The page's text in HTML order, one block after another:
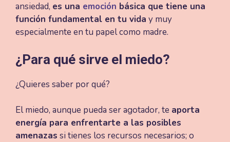
ansiedad, es una emoción básica que tiene una
función fundamental en tu vida y muy
especialmente en tu papel como madre.
¿Para qué sirve el miedo?
¿Quieres saber por qué?
El miedo, aunque pueda ser agotador, te aporta
energía para enfrentarte a las posibles
amenazas si tienes los recursos necesarios; o